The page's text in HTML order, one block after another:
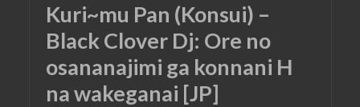
Kuri~mu Pan (Konsui) –
Black Clover Dj: Ore no
osananajimi ga konnani H
na wakeganai [JP]